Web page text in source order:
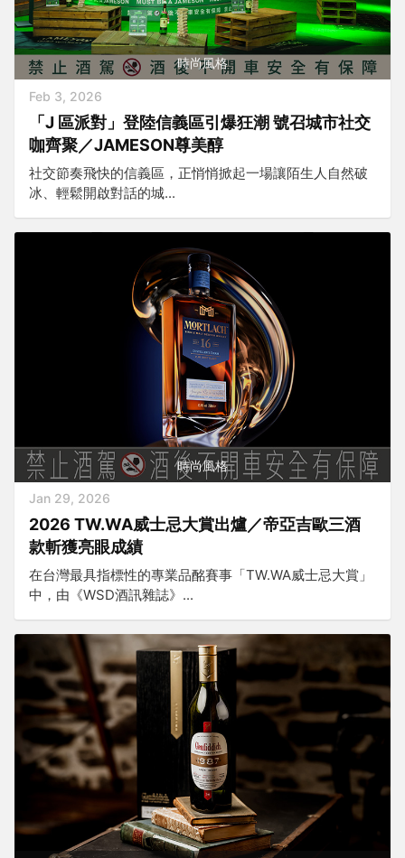
時尚風格
Feb 3, 2026
「J 區派對」登陸信義區引爆狂潮 號召城市社交
咖齊聚／JAMESON尊美醇
社交節奏飛快的信義區，正悄悄掀起一場讓陌生人自然破
冰、輕鬆開啟對話的城...
時尚風格
Jan 29, 2026
2026 TW.WA威士忌大賞出爐／帝亞吉歐三酒
款斬獲亮眼成績
在台灣最具指標性的專業品酩賽事「TW.WA威士忌大賞」
中，由《WSD酒訊雜誌》...